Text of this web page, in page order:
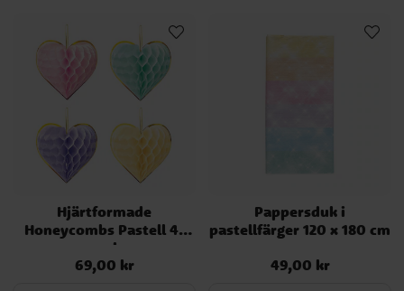
Hjärtformade
Honeycombs Pastell 4-
pack
Pris:69,00 kr
69,00 kr
Pappersduk i
pastellfärger 120 x 180 cm
Pris:49,00 kr
49,00 kr